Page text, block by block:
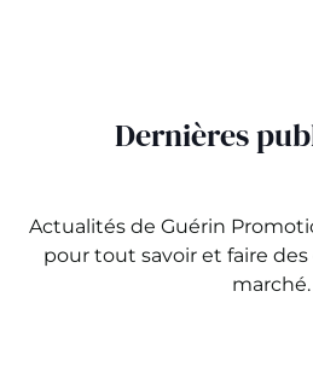
Dernières
Actualités de Guérin
pour tout savoir et faire des
marché.